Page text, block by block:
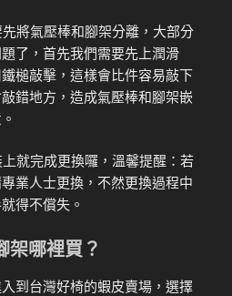
將氣壓棒和腳架分離，大部分
了，首先我們需要先上潤滑
槌敲擊，這樣會比件容易敲下
錯地方，造成氣壓棒和腳架嵌
就完成更換囉，溫馨提醒：若
業人士更換，不然更換過程中
得不償失。
架哪裡買？
到台灣好椅的蝦皮賣場，選擇